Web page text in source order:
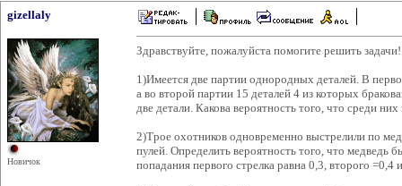
gizellaly
Новичок
Здравствуйте, пожалуйста помогите решить
1)Имеется две партии однородных деталей. В
а во второй партии 15 деталей 4 из которых
две детали. Какова вероятность того, что среди них
2)Трое охотников одновременно выстрелили по
пулей. Определить вероятность того, что медведь
попадания первого стрелка равна 0,3, второго =0,4